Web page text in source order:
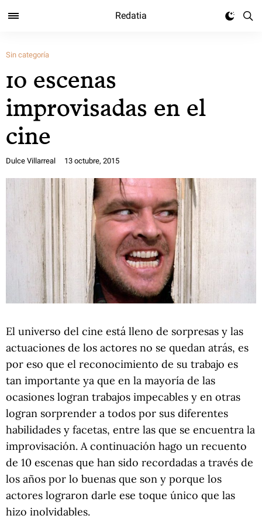
Redatia
Sin categoría
10 escenas
improvisadas en el
cine
Dulce Villarreal 13 octubre, 2015
El universo del cine está lleno de sorpresas y las
actuaciones de los actores no se quedan atrás, es
por eso que el reconocimiento de su trabajo es
tan importante ya que en la mayoría de las
ocasiones logran trabajos impecables y en otras
logran sorprender a todos por sus diferentes
habilidades y facetas, entre las que se encuentra la
improvisación. A continuación hago un recuento
de 10 escenas que han sido recordadas a través de
los años por lo buenas que son y porque los
actores lograron darle ese toque único que las
hizo inolvidables.